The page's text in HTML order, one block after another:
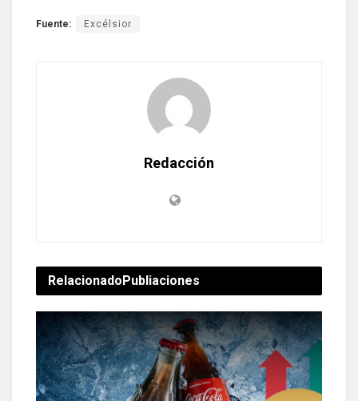
Fuente: Excélsior
Redacción
RelacionadoPubliaciones